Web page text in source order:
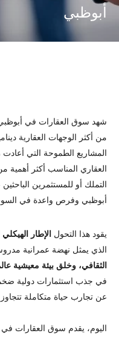
أبوظبي
شهد سوق العقارات في أبوظبي
من أكثر الوجهات العقارية
المشاريع الطموحة التي
العقاري المناسب أكثر
التملك أو للمستثمرين
أبوظبي وفرص واعدة في
يقود هذا التحول الإطار الهيكلي
الذي يمثل نهضة عمرانية
الثقافي، وخلق بيئة معيشية
في جذب استثمارات دولية
عن تجارب حياة متكاملة تتجاوز
اليوم، يقدم سوق العقارات